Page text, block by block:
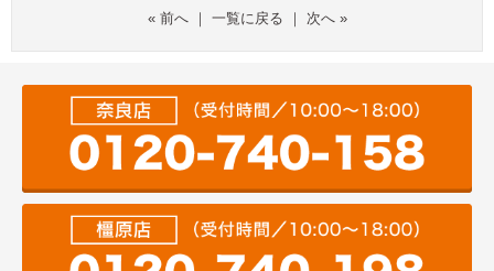
« 前へ｜ 一覧に戻る ｜ 次へ»